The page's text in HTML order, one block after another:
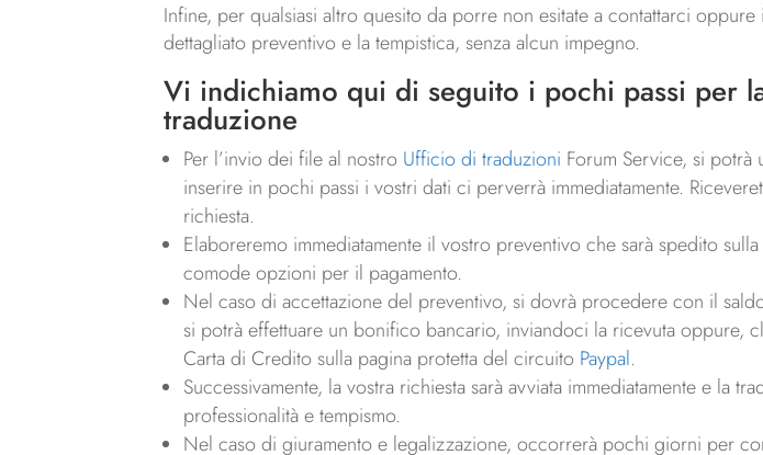
Infine, per qualsiasi altro quesito da porre non esitate a contattarci
dettagliato preventivo e la tempistica, senza alcun impegno.
Vi indichiamo qui di seguito i pochi passi per
traduzione
Per l’invio dei file al nostro Ufficio di traduzioni Forum Service, si potrà
inserire in pochi passi i vostri dati ci perverrà immediatamente.
richiesta.
Elaboreremo immediatamente il vostro preventivo che sarà spedito
comode opzioni per il pagamento.
Nel caso di accettazione del preventivo, si dovrà procedere con il
si potrà effettuare un bonifico bancario, inviandoci la ricevuta oppure,
Carta di Credito sulla pagina protetta del circuito Paypal.
Successivamente, la vostra richiesta sarà avviata immediatamente e la
professionalità e tempismo.
Nel caso di giuramento e legalizzazione, occorrerà pochi giorni per